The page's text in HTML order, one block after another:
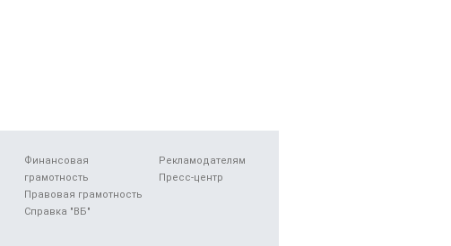
Финансовая
грамотность
Правовая грамотность
Справка "ВБ"
Рекламодателям
Пресс-центр